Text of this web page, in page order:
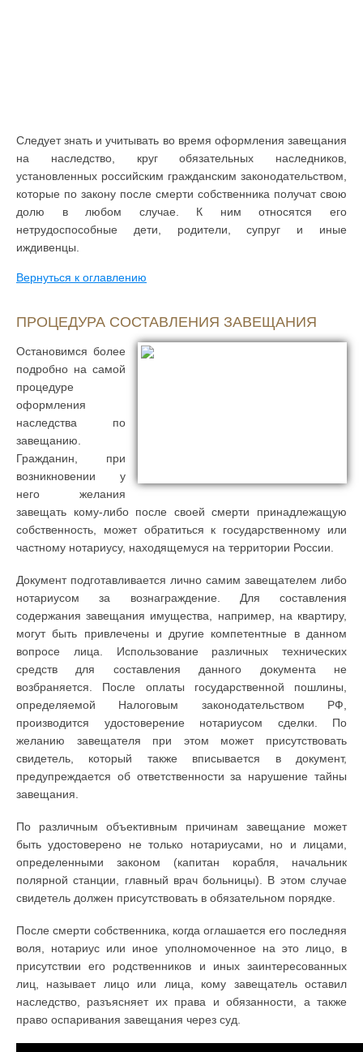
Следует знать и учитывать во время оформления завещания
на наследство, круг обязательных наследников,
установленных российским гражданским законодательством,
которые по закону после смерти собственника получат свою
долю в любом случае. К ним относятся его
нетрудоспособные дети, родители, супруг и иные
иждивенцы.
Вернуться к оглавлению
ПРОЦЕДУРА СОСТАВЛЕНИЯ ЗАВЕЩАНИЯ
Остановимся более
подробно на самой
процедуре
оформления
наследства по
завещанию.
Гражданин, при
возникновении у
него желания
завещать кому-либо после своей смерти принадлежащую
собственность, может обратиться к государственному или
частному нотариусу, находящемуся на территории России.
Документ подготавливается лично самим завещателем либо
нотариусом за вознаграждение. Для составления
содержания завещания имущества, например, на квартиру,
могут быть привлечены и другие компетентные в данном
вопросе лица. Использование различных технических
средств для составления данного документа не
возбраняется. После оплаты государственной пошлины,
определяемой Налоговым законодательством РФ,
производится удостоверение нотариусом сделки. По
желанию завещателя при этом может присутствовать
свидетель, который также вписывается в документ,
предупреждается об ответственности за нарушение тайны
завещания.
По различным объективным причинам завещание может
быть удостоверено не только нотариусами, но и лицами,
определенными законом (капитан корабля, начальник
полярной станции, главный врач больницы). В этом случае
свидетель должен присутствовать в обязательном порядке.
После смерти собственника, когда оглашается его последняя
воля, нотариус или иное уполномоченное на это лицо, в
присутствии его родственников и иных заинтересованных
лиц, называет лицо или лица, кому завещатель оставил
наследство, разъясняет их права и обязанности, а также
право оспаривания завещания через суд.